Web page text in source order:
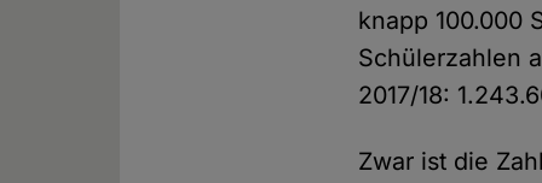
knapp 100.000
Schülerzahlen
2017/18:
Zwar ist die